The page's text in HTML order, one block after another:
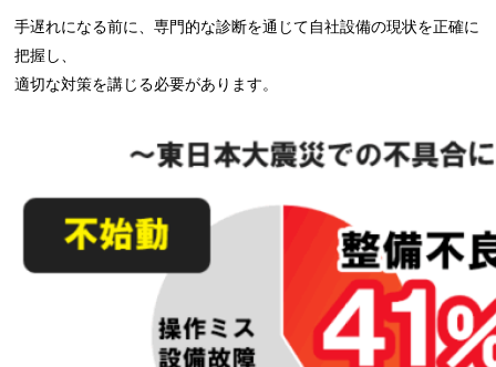
手遅れになる前に、専門的な診断を通じて自社設備の現状を正確に
把握し、
適切な対策を講じる必要があります。